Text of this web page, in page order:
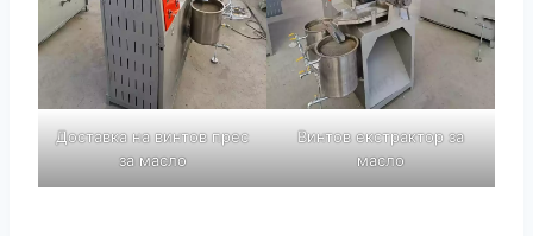
Доставка на винтов прес
за масло
Винтов екстрактор за
масло